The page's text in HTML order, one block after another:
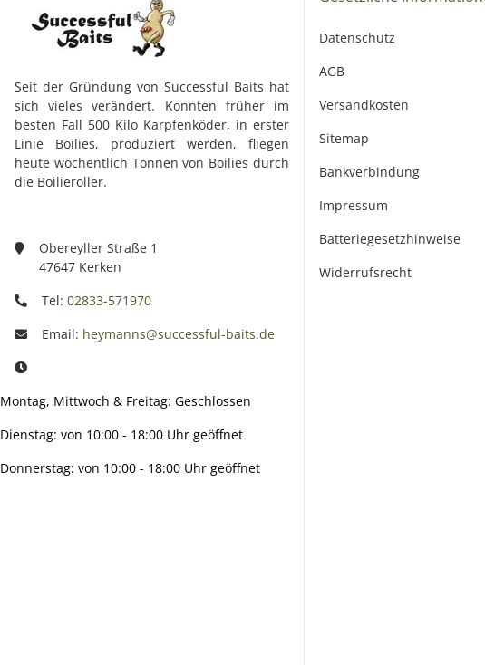
Seit der Gründung von Successful Baits hat
sich vieles verändert. Konnten früher im
besten Fall 500 Kilo Karpfenköder, in erster
Linie Boilies, produziert werden, fliegen
heute wöchentlich Tonnen von Boilies durch
die Boilieroller.
Obereyller Straße 1
47647 Kerken
Tel: 02833-571970
Email: heymanns@successful-baits.de
Montag, Mittwoch & Freitag: Geschlossen
Dienstag: von 10:00 - 18:00 Uhr geöffnet
Donnerstag: von 10:00 - 18:00 Uhr geöffnet
Datenschutz
AGB
Versandkosten
Sitemap
Bankverbindung
Impressum
Batteriegesetzhinweise
Widerrufsrecht